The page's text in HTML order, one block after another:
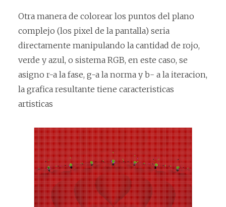
Otra manera de colorear los puntos del plano
complejo (los pixel de la pantalla) seria
directamente manipulando la cantidad de rojo,
verde y azul, o sistema RGB, en este caso, se
asigno r-a la fase, g-a la norma y b- a la iteracion,
la grafica resultante tiene caracteristicas
artisticas